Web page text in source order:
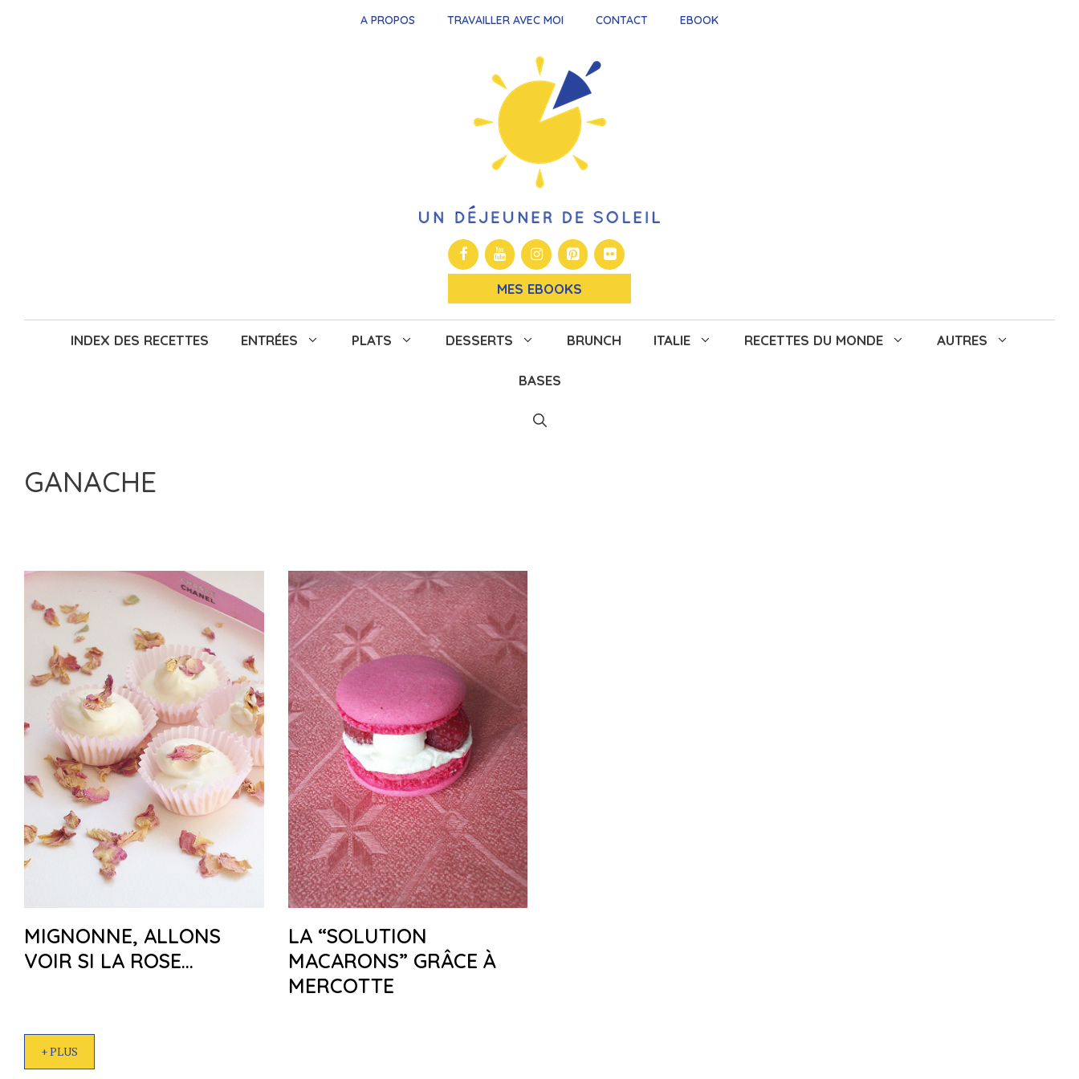
A PROPOS TRAVAILLER AVEC MOI CONTACT EBOOK
MES EBOOKS
INDEX DES RECETTES ENTRÉES PLATS DESSERTS BRUNCH ITALIE RECETTES DU MONDE AUTRES
BASES
GANACHE
MIGNONNE, ALLONS
VOIR SI LA ROSE…
LA “SOLUTION
MACARONS” GRÂCE À
MERCOTTE
+ PLUS